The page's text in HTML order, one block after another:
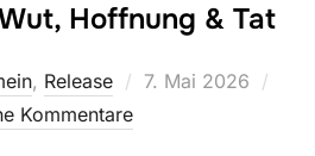
Hoffnung & Tat
, Release
Veröffentlicht
7. Mai 2026
Kommentare